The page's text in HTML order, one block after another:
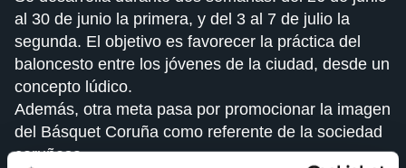
al 30 de junio la primera, y del 3 al 7 de julio la
segunda. El objetivo es favorecer la práctica del
baloncesto entre los jóvenes de la ciudad, desde un
concepto lúdico.
Además, otra meta pasa por promocionar la imagen
del Básquet Coruña como referente de la sociedad
coruñesa.